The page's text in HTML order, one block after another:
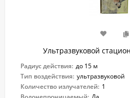
Ультразвуковой
Радиус действия: до 15 м
Тип воздействия: ультразвуковой
Количество излучателей: 1